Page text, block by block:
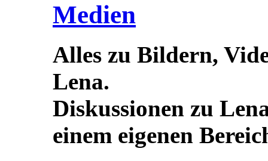
Medien
Alles zu Bildern,
Lena.
Diskussionen zu
einem eigenen